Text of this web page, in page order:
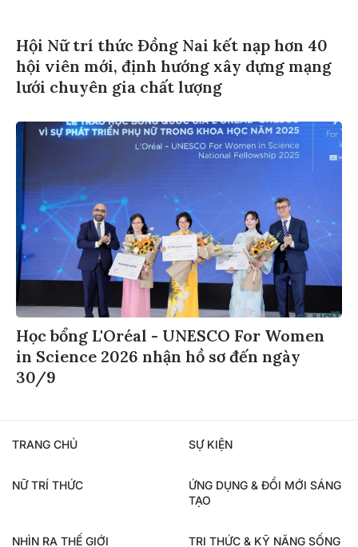
Hội Nữ trí thức Đồng Nai kết nạp hơn 40
hội viên mới, định hướng xây dựng mạng
lưới chuyên gia chất lượng
Học bổng L'Oréal - UNESCO For Women
in Science 2026 nhận hồ sơ đến ngày
30/9
TRANG CHỦ SỰ KIỆN
NỮ TRÍ THỨC
ỨNG DỤNG & ĐỔI MỚI SÁNG
TẠO
NHÌN RA THẾ GIỚI TRI THỨC & KỸ NĂNG SỐNG